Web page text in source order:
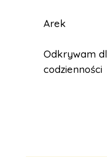
Arek
Odkrywam
codzienności